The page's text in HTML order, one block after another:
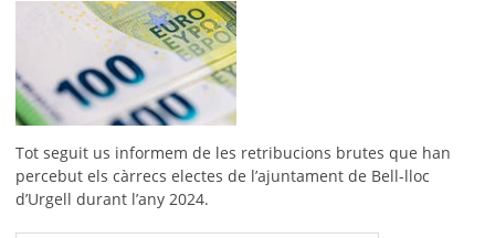
Tot seguit us informem de les retribucions brutes que han
percebut els càrrecs electes de l’ajuntament de Bell-lloc
d’Urgell durant l’any 2024.